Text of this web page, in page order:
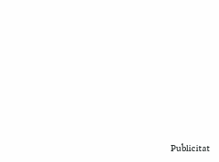
Publicitat